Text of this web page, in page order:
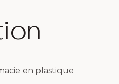
en plastique